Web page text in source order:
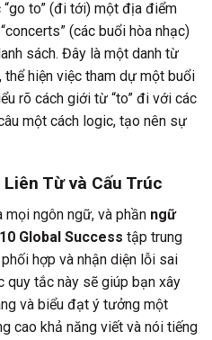
“go to” (đi tới) một địa điểm
(các buổi hòa nhạc)
sách. Đây là một danh từ
hiện việc tham dự một buổi
rõ cách giới từ “to” đi với các
một cách logic, tạo nên sự
Từ và Cấu Trúc
ngôn ngữ, và phần ngữ
Global Success tập trung
hợp và nhận diện lỗi sai
quy tắc này sẽ giúp bạn xây
và biểu đạt ý tưởng một
cao khả năng viết và nói tiếng